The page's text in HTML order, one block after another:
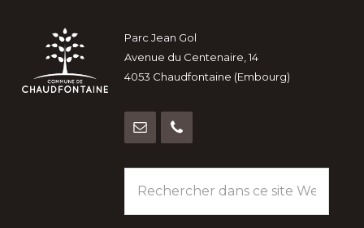
Footer
Parc Jean Gol
Avenue du Centenaire, 14
4053 Chaudfontaine (Embourg)
dans
ce